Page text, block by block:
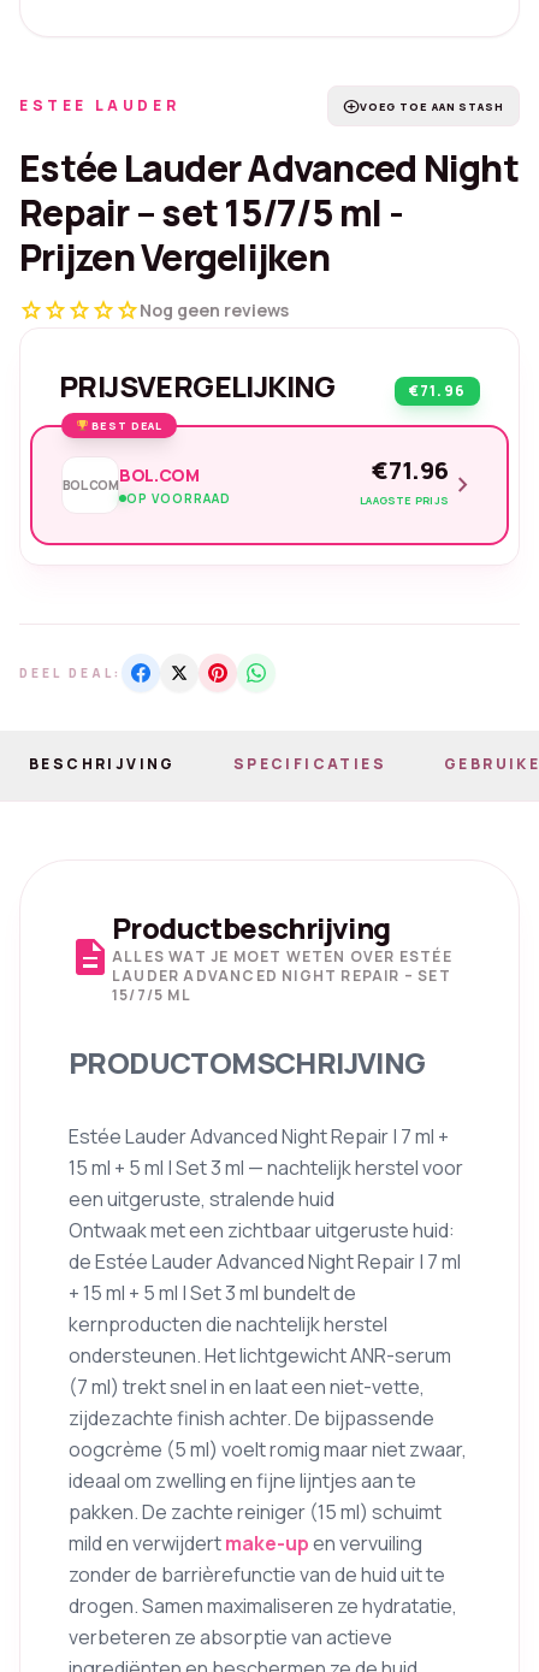
ESTEE LAUDER add_circleVOEG TOE AAN STASH
Estée Lauder Advanced Night
Repair – set 15/7/5 ml -
Prijzen Vergelijken
starstarstarstarstarNog geen reviews
PRIJSVERGELIJKING €71.96
BEST DEAL
BOL.COMBOL.COM
OP VOORRAAD
€71.96
LAAGSTE PRIJS chevron_right
DEEL DEAL:
BESCHRIJVING SPECIFICATIES
description
Productbeschrijving
ALLES WAT JE MOET WETEN OVER ESTÉE
LAUDER ADVANCED NIGHT REPAIR – SET
15/7/5 ML
PRODUCTOMSCHRIJVING
Estée Lauder Advanced Night Repair | 7 ml +
15 ml + 5 ml | Set 3 ml — nachtelijk herstel voor
een uitgeruste, stralende huid
Ontwaak met een zichtbaar uitgeruste huid:
de Estée Lauder Advanced Night Repair | 7 ml
+ 15 ml + 5 ml | Set 3 ml bundelt de
kernproducten die nachtelijk herstel
ondersteunen. Het lichtgewicht ANR-serum
(7 ml) trekt snel in en laat een niet-vette,
zijdezachte finish achter. De bijpassende
oogcrème (5 ml) voelt romig maar niet zwaar,
ideaal om zwelling en fijne lijntjes aan te
pakken. De zachte reiniger (15 ml) schuimt
mild en verwijdertmake-upen vervuiling
zonder de barrièrefunctie van de huid uit te
drogen. Samen maximaliseren ze hydratatie,
verbeteren ze absorptie van actieve